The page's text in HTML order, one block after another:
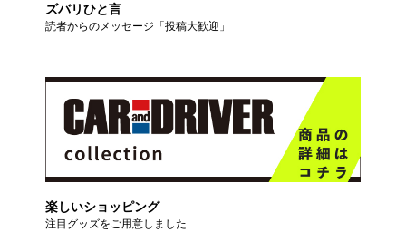
ズバリひと言
読者からのメッセージ「投稿大歓迎」
楽しいショッピング
注目グッズをご用意しました